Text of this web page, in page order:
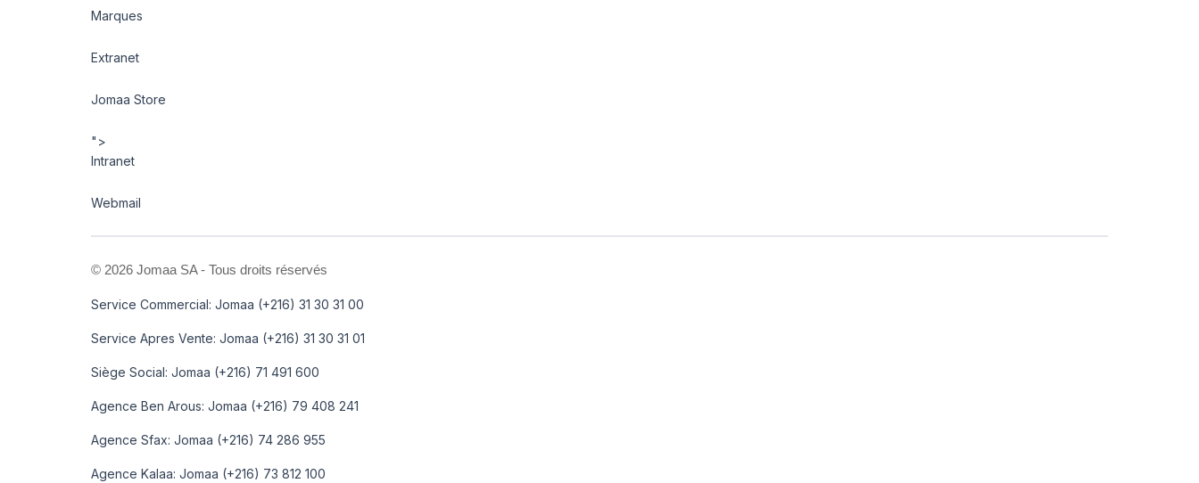
Marques
Extranet
Jomaa Store
">
Intranet
Webmail
© 2026 Jomaa SA - Tous droits réservés
Service Commercial: Jomaa (+216) 31 30 31 00
Service Apres Vente: Jomaa (+216) 31 30 31 01
Siège Social: Jomaa (+216) 71 491 600
Agence Ben Arous: Jomaa (+216) 79 408 241
Agence Sfax: Jomaa (+216) 74 286 955
Agence Kalaa: Jomaa (+216) 73 812 100